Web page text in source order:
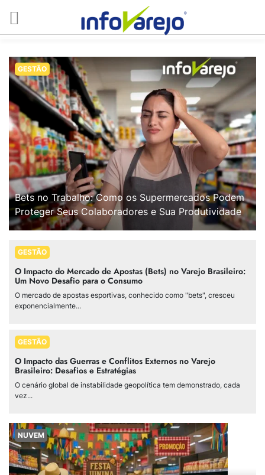
GESTÃO
Bets no Trabalho: Como os Supermercados Podem
Proteger Seus Colaboradores e Sua Produtividade
GESTÃO
O Impacto do Mercado de Apostas (Bets) no Varejo Brasileiro:
Um Novo Desafio para o Consumo
O mercado de apostas esportivas, conhecido como "bets", cresceu
exponencialmente...
GESTÃO
O Impacto das Guerras e Conflitos Externos no Varejo
Brasileiro: Desafios e Estratégias
O cenário global de instabilidade geopolítica tem demonstrado, cada
vez...
NUVEM